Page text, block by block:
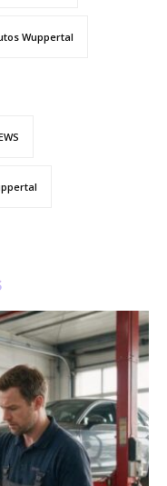
Wuppertal